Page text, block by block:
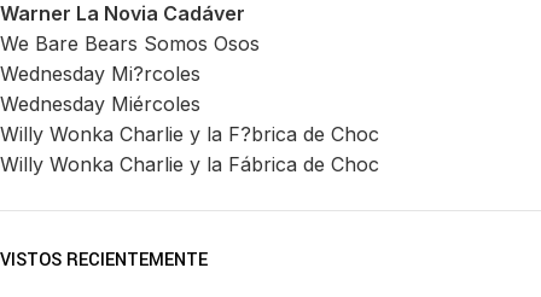
Warner La Novia Cadáver
We Bare Bears Somos Osos
Wednesday Mi?rcoles
Wednesday Miércoles
Willy Wonka Charlie y la F?brica de Choc
Willy Wonka Charlie y la Fábrica de Choc
VISTOS RECIENTEMENTE